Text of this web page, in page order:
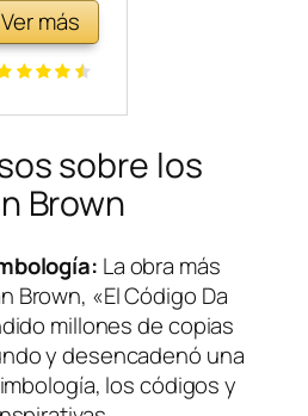
Ver más
sobre los
Brown
La obra más
Brown, «El Código Da
millones de copias
y desencadenó una
los códigos y